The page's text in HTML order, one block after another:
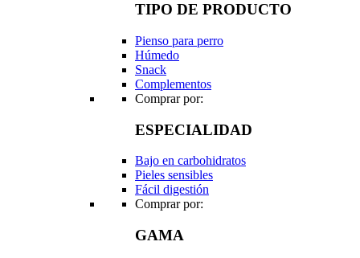
TIPO DE PRODUCTO
Pienso para perro
Húmedo
Snack
Complementos
Comprar por:
ESPECIALIDAD
Bajo en carbohidratos
Pieles sensibles
Fácil digestión
Comprar por:
GAMA